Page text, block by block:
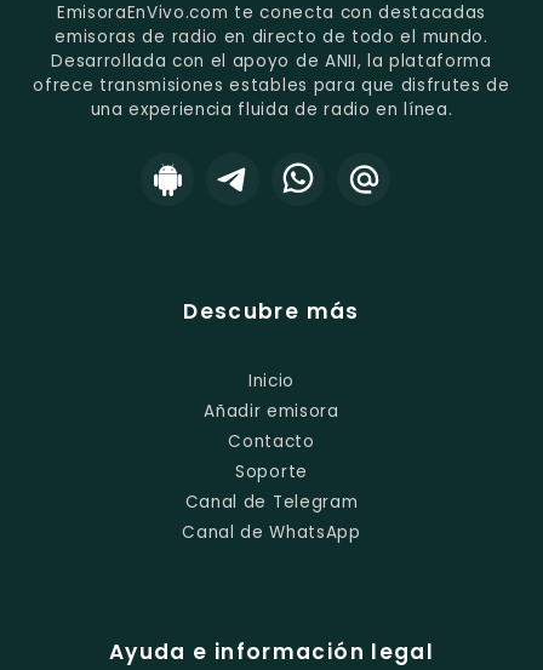
EmisoraEnVivo.com te conecta con destacadas
emisoras de radio en directo de todo el mundo.
Desarrollada con el apoyo de ANII, la plataforma
ofrece transmisiones estables para que disfrutes de
una experiencia fluida de radio en línea.
Descubre más
Inicio
Añadir emisora
Contacto
Soporte
Canal de Telegram
Canal de WhatsApp
Ayuda e información legal